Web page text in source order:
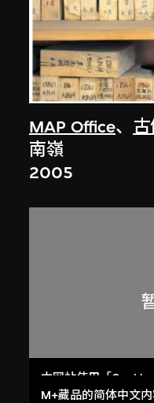
MAP Office、
南嶺
2005
本网站使用「
提供最好的网站体验
M+藏品的简体中文